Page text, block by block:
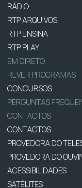
RÁDIO
RTP ARQUIVOS
RTP ENSINA
RTP PLAY
EM DIRETO
REVER PROGRAMAS
CONCURSOS
PERGUNTAS
CONTACTOS
CONTACTOS
PROVEDORA DO
PROVEDORA DO
ACESSIBILIDADES
SATÉLITES